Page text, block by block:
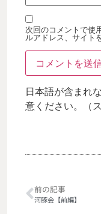
次回のコメントで使
ルアドレス、サイト
日本語が含まれ
意ください。（
前の記事
河豚会【前編】